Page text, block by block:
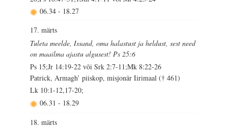
06.34 - 18.27
17. märts
Tuleta meelde, Issand, oma halastust ja heldust, sest need
on maailma ajastu algusest! Ps 25:6
Ps 15;Jr 14:19-22 või Srk 2:7-11;Mk 8:22-26
Patrick, Armagh’ piiskop, misjonär Iirimaal († 461)
Lk 10:1-12,17-20;
06.31 - 18.29
18. märts